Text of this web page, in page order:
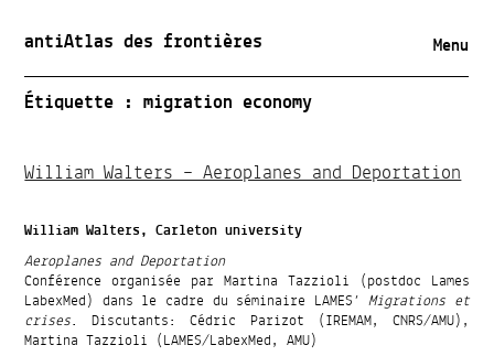
antiAtlas des frontières Menu
Étiquette :migration economy
William Walters – Aeroplanes and Deportation
William Walters, Carleton university
Aeroplanes and Deportation
Conférence organisée par Martina Tazzioli (postdoc Lames
LabexMed) dans le cadre du séminaire LAMES’Migrations et
crises. Discutants: Cédric Parizot (IREMAM, CNRS/AMU),
Martina Tazzioli (LAMES/LabexMed, AMU)